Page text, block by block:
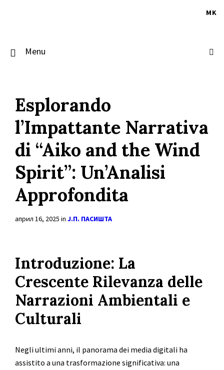
MK
Menu
Esplorando
l’Impattante Narrativa
di “Aiko and the Wind
Spirit”: Un’Analisi
Approfondita
април 16, 2025 in Ј.П. ПАСИШТА
Introduzione: La
Crescente Rilevanza delle
Narrazioni Ambientali e
Culturali
Negli ultimi anni, il panorama dei media digitali ha
assistito a una trasformazione significativa: una